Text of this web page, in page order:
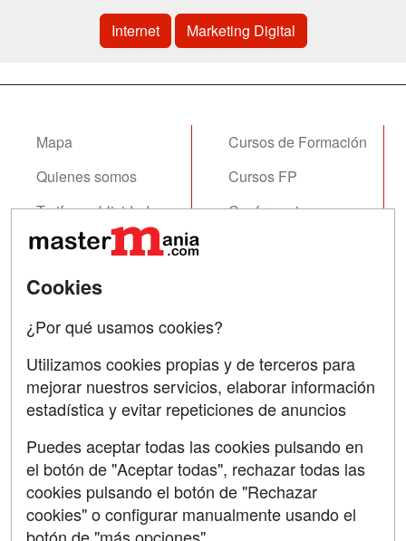
Internet Marketing Digital
Mapa
Quienes somos
Tarifas publicidad
Acceso Usuarios
Acceso Centros
Cursos de Formación
Cursos FP
Conferencias
Contactar
Confidencialidad
Aviso legal
Copyleft
Cookies
¿Por qué usamos cookies?
Utilizamos cookies propias y de terceros para
mejorar nuestros servicios, elaborar información
estadística y evitar repeticiones de anuncios
Puedes aceptar todas las cookies pulsando en
el botón de "Aceptar todas", rechazar todas las
cookies pulsando el botón de "Rechazar
cookies" o configurar manualmente usando el